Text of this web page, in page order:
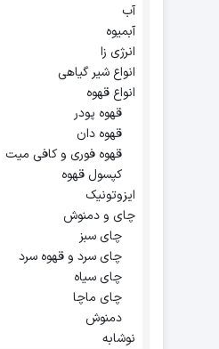
آب
آبمیوه
انرژی زا
انواع شیر گیاهی
انواع قهوه
قهوه پودر
قهوه دان
قهوه فوری و کافی میت
کپسول قهوه
ایزوتونیک
چای و دمنوش
چای سبز
چای سرد و قهوه سرد
چای سیاه
چای ماچا
دمنوش
نوشابه